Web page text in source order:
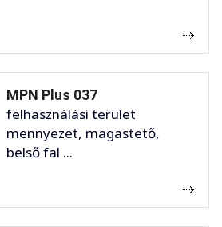
MPN Plus 037
felhasználási terület
mennyezet, magastető,
belső fal ...